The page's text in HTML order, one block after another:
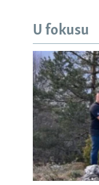
U fokusu